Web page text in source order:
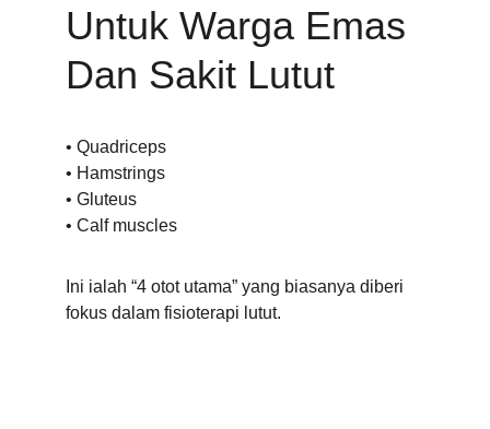
Untuk Warga Emas
Dan Sakit Lutut
• Quadriceps
• Hamstrings
• Gluteus
• Calf muscles
Ini ialah “4 otot utama” yang biasanya diberi
fokus dalam fisioterapi lutut.